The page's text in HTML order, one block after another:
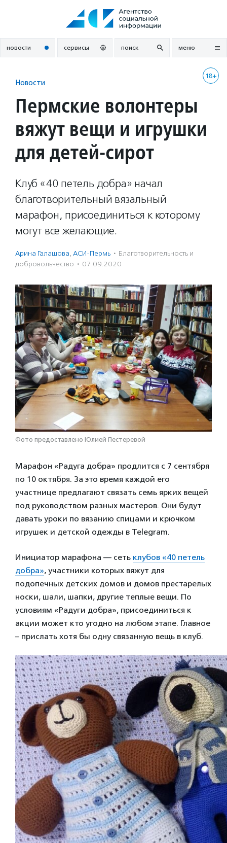
новости сервисы поиск меню
18+
Новости
Пермские волонтеры
вяжут вещи и игрушки
для детей-сирот
Клуб «40 петель добра» начал
благотворительный вязальный
марафон, присоединиться к которому
могут все желающие.
Арина Галашова, АСИ-Пермь · Благотвори­тель­ность и
доброволь­чест­во · 07.09.2020
Фото предоставлено Юлией Пестеревой
Марафон «Радуга добра» продлится с 7 сентября
по 10 октября. За это время каждой его
участнице предлагают связать семь ярких вещей
под руководством разных мастеров. Они будут
давать уроки по вязанию спицами и крючком
игрушек и детской одежды в Telegram.
Инициатор марафона — сеть клубов «40 петель
добра», участники которых вяжут для
подопечных детских домов и домов престарелых
носки, шали, шапки, другие теплые вещи. По
условиям «Радуги добра», присоединиться к
акции может кто угодно на любом этапе. Главное
– прислать хотя бы одну связанную вещь в клуб.